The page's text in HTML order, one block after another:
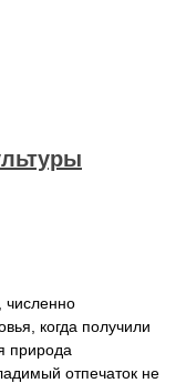
когда получили
природа
отпечаток не